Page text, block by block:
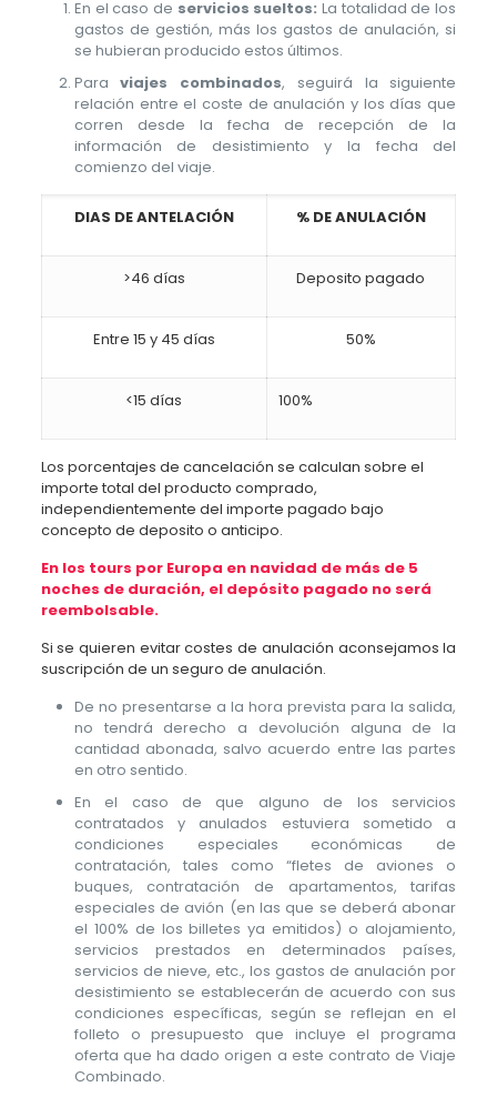
En el caso de servicios sueltos:La totalidad de los
gastos de gestión, más los gastos de anulación, si
se hubieran producido estos últimos.
Paraviajes combinados, seguirá la siguiente
relación entre el coste de anulación y los días que
corren desde la fecha de recepción de la
información de desistimiento y la fecha del
comienzo del viaje.
DIAS DE ANTELACIÓN % DE ANULACIÓN
>46 días Deposito pagado
Entre 15 y 45 días 50%
<15 días 100%
Los porcentajes de cancelación se calculan sobre el
importe total del producto comprado,
independientemente del importe pagado bajo
concepto de deposito o anticipo.
En los tours por Europa en navidad de más de 5
noches de duración, el depósito pagado no será
reembolsable.
Si se quieren evitar costes de anulación aconsejamos la
suscripción de un seguro de anulación.
De no presentarse a la hora prevista para la salida,
no tendrá derecho a devolución alguna de la
cantidad abonada, salvo acuerdo entre las partes
en otro sentido.
En el caso de que alguno de los servicios
contratados y anulados estuviera sometido a
condiciones especiales económicas de
contratación, tales como “fletes de aviones o
buques, contratación de apartamentos, tarifas
especiales de avión (en las que se deberá abonar
el 100% de los billetes ya emitidos) o alojamiento,
servicios prestados en determinados países,
servicios de nieve, etc., los gastos de anulación por
desistimiento se establecerán de acuerdo con sus
condiciones específicas, según se reflejan en el
folleto o presupuesto que incluye el programa
oferta que ha dado origen a este contrato de Viaje
Combinado.